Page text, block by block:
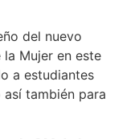
del nuevo
Mujer en este
a estudiantes
también para